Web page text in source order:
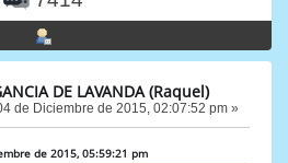
DE LAVANDA (Raquel)
de Diciembre de 2015, 02:07:52 pm »
de 2015, 05:59:21 pm